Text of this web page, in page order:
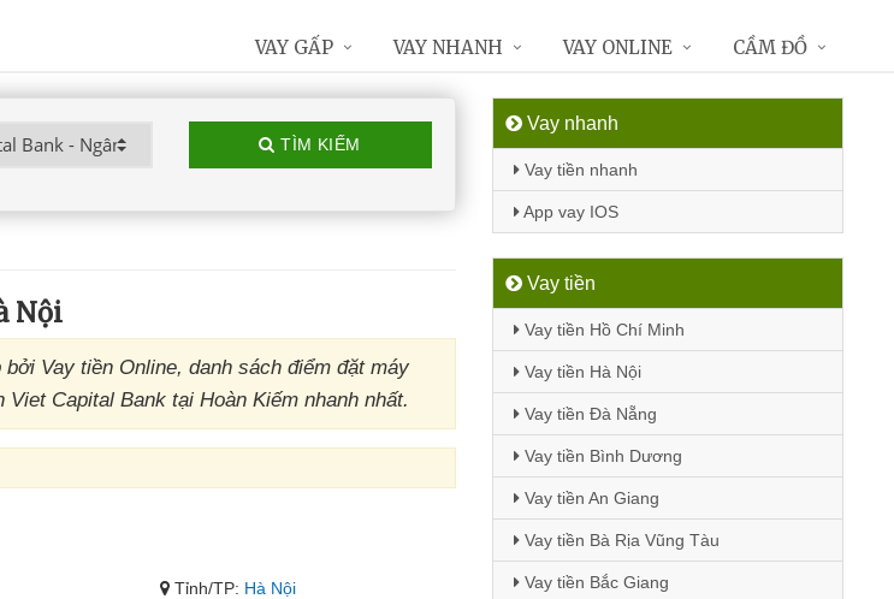
TÌM KIẾM
Nội
Vay tiền Online, danh sách điểm đặt máy
Capital Bank tại Hoàn Kiếm nhanh nhất.
Tỉnh/TP: Hà Nội
Vay nhanh
Vay tiền nhanh
App vay IOS
Vay tiền
Vay tiền Hồ Chí Minh
Vay tiền Hà Nội
Vay tiền Đà Nẵng
Vay tiền Bình Dương
Vay tiền An Giang
Vay tiền Bà Rịa Vũng Tàu
Vay tiền Bắc Giang
VAY GẤP VAY NHANH VAY ONLINE CẦM ĐỒ